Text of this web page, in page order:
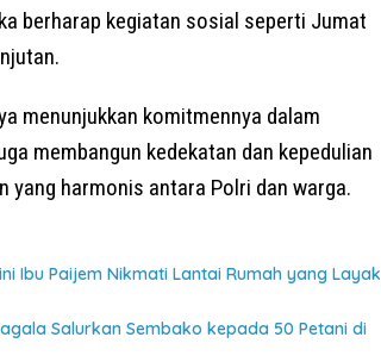
berharap kegiatan sosial seperti Jumat
menunjukkan komitmennya dalam
membangun kedekatan dan kepedulian
harmonis antara Polri dan warga.
Ibu Paijem Nikmati Lantai Rumah yang Layak
Salurkan Sembako kepada 50 Petani di